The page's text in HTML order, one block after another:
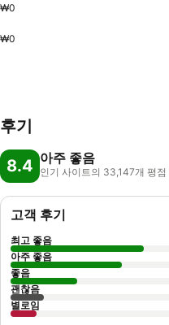
₩0
₩0
후기
8.4 아주 좋음
인기 사이트의 33,147개 평점
고객 후기
최고 좋음
아주 좋음
좋음
괜찮음
별로임